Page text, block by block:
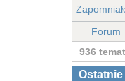
Forum
936